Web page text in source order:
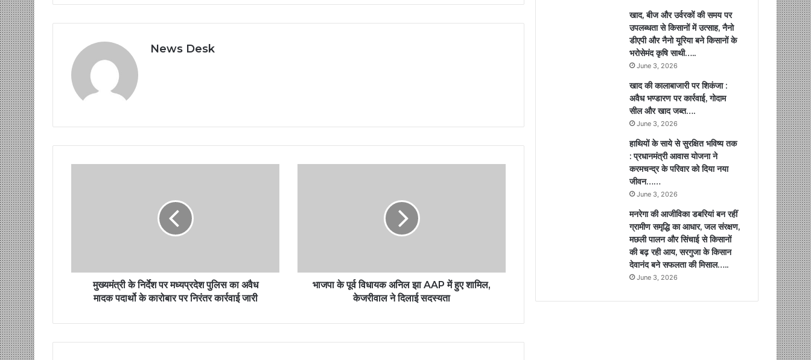
News Desk
मुख्यमंत्री के निर्देश पर मध्यप्रदेश पुलिस का अवैध
मादक पदार्थो के कारोबार पर निरंतर कार्रवाई जारी
भाजपा के पूर्व विधायक अनिल झा AAP में हुए शामिल,
केजरीवाल ने दिलाई सदस्यता
खाद, बीज और उर्वरकों की समय पर
उपलब्धता से किसानों में उत्साह, नैनो
डीएपी और नैनो यूरिया बने किसानों के
भरोसेमंद कृषि साथी…..
June 3, 2026
खाद की कालाबाजारी पर शिकंजा :
अवैध भण्डारण पर कार्रवाई, गोदाम
सील और खाद जब्त….
June 3, 2026
हाथियों के साये से सुरक्षित भविष्य तक
: प्रधानमंत्री आवास योजना ने
करमचन्द्र के परिवार को दिया नया
जीवन……
June 3, 2026
मनरेगा की आजीविका डबरियां बन रहीं
ग्रामीण समृद्धि का आधार, जल संरक्षण,
मछली पालन और सिंचाई से किसानों
की बढ़ रही आय, सरगुजा के किसान
देवानंद बने सफलता की मिसाल…..
June 3, 2026